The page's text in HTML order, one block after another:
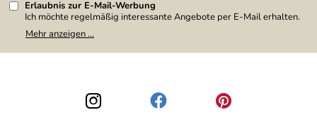
Erlaubnis zur E-Mail-Werbung
Ich möchte regelmäßig interessante Angebote per E-Mail erhalten.
Meine E-Mail-Adresse wird nicht an andere Unternehmen
weitergegeben. Zu statistischen Zwecken wird in anonymer Form
den Link "Abmelden" am Ende des Newsletters anklicke. Die
Datenschutzerklärung
habe ich zur Kenntnis genommen.
Mehr anzeigen ...